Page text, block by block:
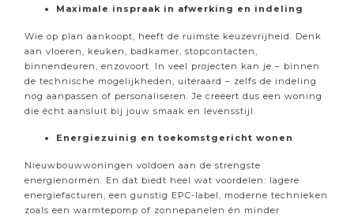
Maximale inspraak in afwerking en indeling
Wie op plan aankoopt, heeft de ruimste keuzevrijheid. Denk
aan vloeren, keuken, badkamer, stopcontacten,
binnendeuren, enzovoort. In veel projecten kan je – binnen
de technische mogelijkheden, uiteraard – zelfs de indeling
nog aanpassen of personaliseren. Je creëert dus een woning
die écht aansluit bij jouw smaak en levensstijl.
Energiezuinig en toekomstgericht wonen
Nieuwbouwwoningen voldoen aan de strengste
energienormen. En dat biedt heel wat voordelen: lagere
energiefacturen, een gunstig EPC-label, moderne technieken
zoals een warmtepomp of zonnepanelen én minder